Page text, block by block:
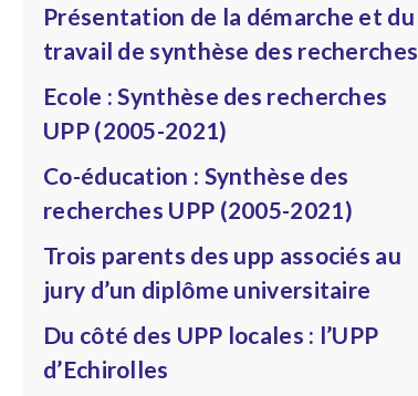
Présentation de la démarche et du
travail de synthèse des recherches
Ecole : Synthèse des recherches
UPP (2005-2021)
Co-éducation : Synthèse des
recherches UPP (2005-2021)
Trois parents des upp associés au
jury d’un diplôme universitaire
Du côté des UPP locales : l’UPP
d’Echirolles